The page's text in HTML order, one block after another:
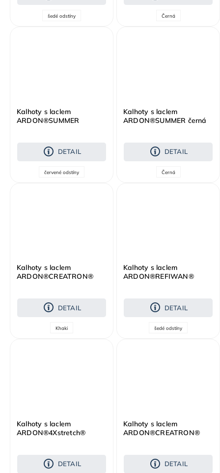
šedé odstíny Černá
Kalhoty s laclem
ARDON®SUMMER
DETAIL
červené odstíny
Kalhoty s laclem
ARDON®SUMMER černá
DETAIL
Černá
Kalhoty s laclem
ARDON®CREATRON®
DETAIL
Khaki
Kalhoty s laclem
ARDON®REFIWAN®
DETAIL
šedé odstíny
Kalhoty s laclem
ARDON®4Xstretch®
DETAIL
Kalhoty s laclem
ARDON®CREATRON®
DETAIL